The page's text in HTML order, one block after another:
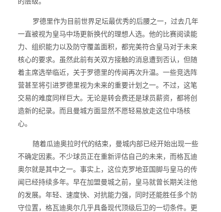
罗德里作为目前世界足坛最优秀的后腰之一，过去几年
一直被视为皇马中场更新换代的理想人选。他的比赛阅读能
力、组织能力以及防守覆盖面积，都完美符合皇马对于未来
核心的要求。虽然此前有关双方接触的消息遭到否认，但随
着主席选举临近，关于罗德里的传闻再次升温。一些竞选阵
营甚至将引进罗德里视为未来的重要计划之一。不过，这笔
交易的难度同样巨大。无论是转会费还是球员薪资，都将创
造新的纪录。而且曼城方面显然不愿轻易放走这位中场核
心。
随着瓜迪奥拉时代的结束，曼城内部已经开始出现一些
不确定因素。不少球员正在重新评估自己的未来，而格瓦迪
奥尔就是其中之一。事实上，这位克罗地亚国脚与皇马的传
闻已经持续多年。早在加盟曼城之前，皇马就曾长期关注他
的发展。年轻、速度快、对抗能力强，同时还能胜任多个防
守位置，格瓦迪奥尔几乎具备现代顶级后卫的一切条件。更